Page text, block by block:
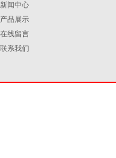
新闻中心
产品展示
在线留言
联系我们